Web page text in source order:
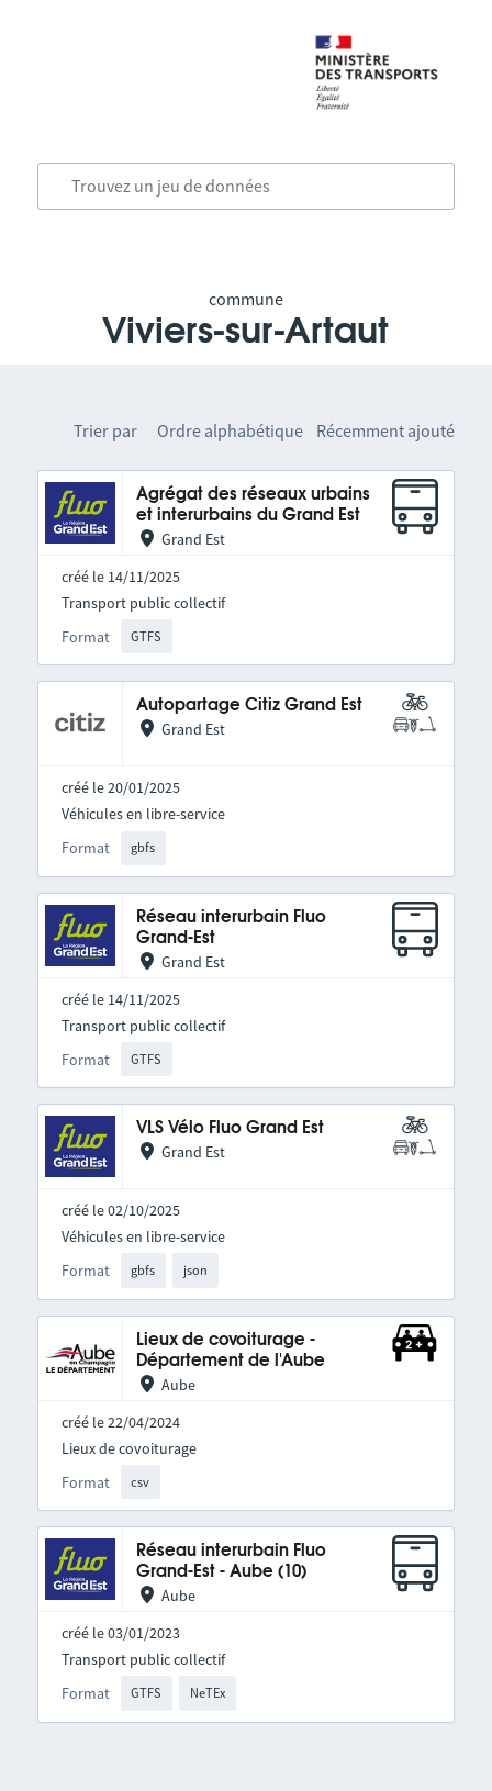
commune
Viviers-sur-Artaut
Trier par Ordre alphabétique Récemment ajouté
Agrégat des réseaux urbains
et interurbains du Grand Est
Grand Est
créé le 14/11/2025
Format GTFS
Transport public collectif
Autopartage Citiz Grand Est
Grand Est
créé le 20/01/2025
Format gbfs
Véhicules en libre-service
Réseau interurbain Fluo
Grand-Est
Grand Est
créé le 14/11/2025
Format GTFS
Transport public collectif
VLS Vélo Fluo Grand Est
Grand Est
créé le 02/10/2025
Format gbfs json
Véhicules en libre-service
Lieux de covoiturage -
Département de l'Aube
Aube
créé le 22/04/2024
Format csv
Lieux de covoiturage
Réseau interurbain Fluo
Grand-Est - Aube (10)
Aube
créé le 03/01/2023
Format GTFS NeTEx
Transport public collectif